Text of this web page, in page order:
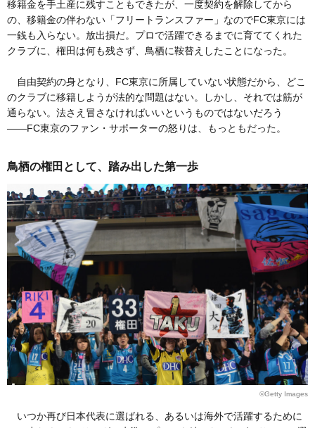
移籍金を手土産に残すこともできたが、一度契約を解除してから
の、移籍金の伴わない「フリートランスファー」なのでFC東京には
一銭も入らない。放出損だ。プロで活躍できるまでに育ててくれた
クラブに、権田は何も残さず、鳥栖に鞍替えしたことになった。
自由契約の身となり、FC東京に所属していない状態だから、どこ
のクラブに移籍しようが法的な問題はない。しかし、それでは筋が
通らない。法さえ冒さなければいいというものではないだろう
――FC東京のファン・サポーターの怒りは、もっともだった。
鳥栖の権田として、踏み出した第一歩
©Getty Images
いつか再び日本代表に選ばれる、あるいは海外で活躍するために